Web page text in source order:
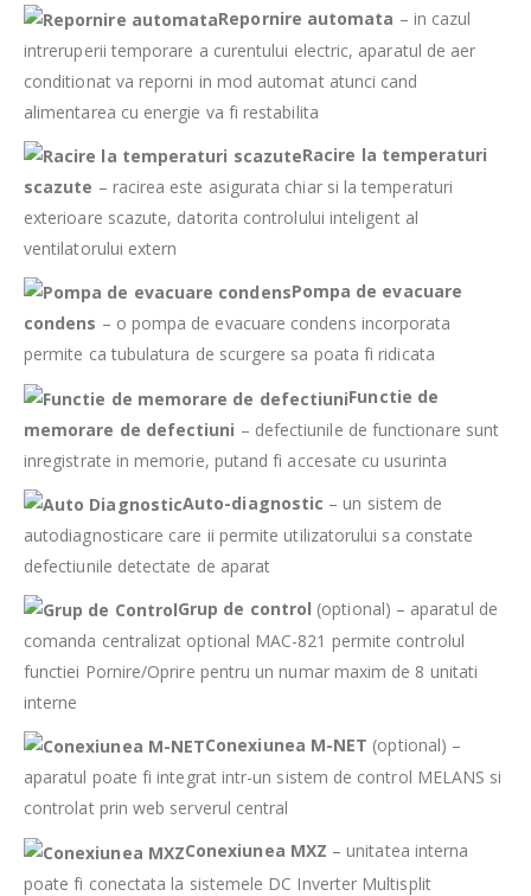
Repornire automata – in cazul
intreruperii temporare a curentului electric, aparatul de aer
conditionat va reporni in mod automat atunci cand
alimentarea cu energie va fi restabilita
Racire la temperaturi
scazute – racirea este asigurata chiar si la temperaturi
exterioare scazute, datorita controlului inteligent al
ventilatorului extern
Pompa de evacuare
condens – o pompa de evacuare condens incorporata
permite ca tubulatura de scurgere sa poata fi ridicata
Functie de
memorare de defectiuni – defectiunile de functionare sunt
inregistrate in memorie, putand fi accesate cu usurinta
Auto-diagnostic – un sistem de
autodiagnosticare care ii permite utilizatorului sa constate
defectiunile detectate de aparat
Grup de control (optional) – aparatul de
comanda centralizat optional MAC-821 permite controlul
functiei Pornire/Oprire pentru un numar maxim de 8 unitati
interne
Conexiunea M-NET (optional) –
aparatul poate fi integrat intr-un sistem de control MELANS si
controlat prin web serverul central
Conexiunea MXZ – unitatea interna
poate fi conectata la sistemele DC Inverter Multisplit